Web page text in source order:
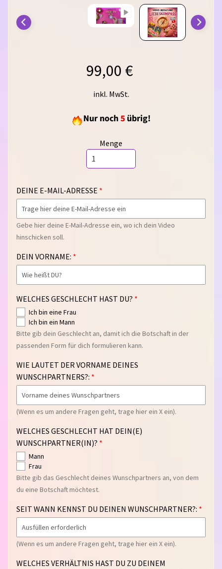
K
T
T
E
G
E
W
I
N
N
S
I
E
L
G
E
S
C
H
E
N
K
G
U
T
C
H
E
I
N
99,00 €
inkl. MwSt.
Nur noch5 übrig!
Menge
DEINE E-MAIL-ADRESSE
Gebe hier deine E-Mail-Adresse ein, wo ich dein Video
hinschicken soll.
DEIN VORNAME:
WELCHES GESCHLECHT HAST DU?
Ich bin eine Frau
Ich bin ein Mann
Bitte gib dein Geschlecht an, damit ich die Botschaft in der
passenden Form für dich formulieren kann.
WIE LAUTET DER VORNAME DEINES
WUNSCHPARTNERS?:
(Wenn es um andere Fragen geht, trage hier ein X ein).
WELCHES GESCHLECHT HAT DEIN(E)
WUNSCHPARTNER(IN)?
Mann
Frau
Bitte gib das Geschlecht deines Wunschpartners an, von dem
du eine Botschaft möchtest.
SEIT WANN KENNST DU DEINEN WUNSCHPARTNER?:
(Wenn es um andere Fragen geht, trage hier ein X ein).
WELCHES VERHÄLTNIS HAST DU ZU DEINEM